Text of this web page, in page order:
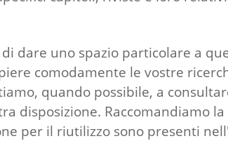
dare uno spazio particolare a
comodamente le vostre
quando possibile, a
disposizione. Raccomandiamo
per il riutilizzo sono presenti